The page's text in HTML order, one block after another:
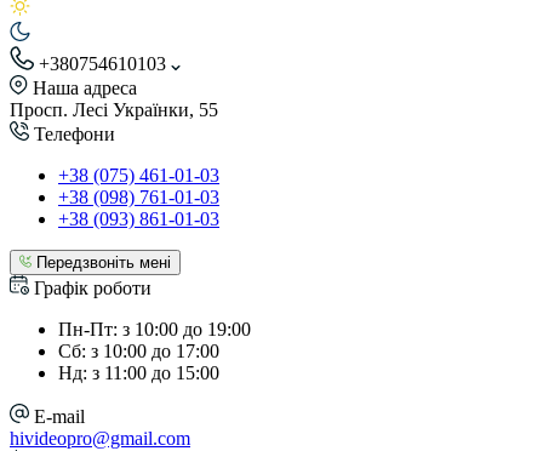
+380754610103
Наша адреса
Просп. Лесі Українки, 55
Телефони
+38 (075) 461-01-03
+38 (098) 761-01-03
+38 (093) 861-01-03
Передзвоніть мені
Графік роботи
Пн-Пт: з 10:00 до 19:00
Сб: з 10:00 до 17:00
Нд: з 11:00 до 15:00
E-mail
hivideopro@gmail.com